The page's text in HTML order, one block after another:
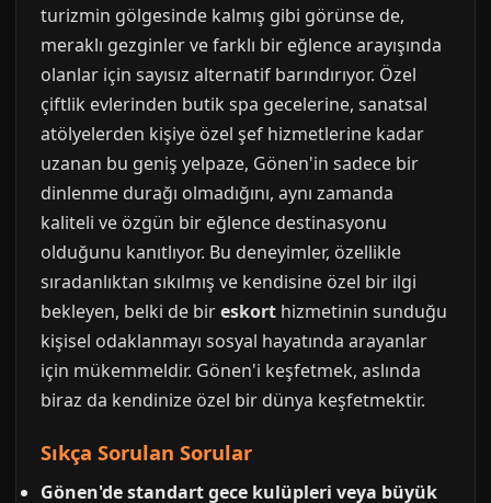
turizmin gölgesinde kalmış gibi görünse de,
meraklı gezginler ve farklı bir eğlence arayışında
olanlar için sayısız alternatif barındırıyor. Özel
çiftlik evlerinden butik spa gecelerine, sanatsal
atölyelerden kişiye özel şef hizmetlerine kadar
uzanan bu geniş yelpaze, Gönen'in sadece bir
dinlenme durağı olmadığını, aynı zamanda
kaliteli ve özgün bir eğlence destinasyonu
olduğunu kanıtlıyor. Bu deneyimler, özellikle
sıradanlıktan sıkılmış ve kendisine özel bir ilgi
bekleyen, belki de bireskort hizmetinin sunduğu
kişisel odaklanmayı sosyal hayatında arayanlar
için mükemmeldir. Gönen'i keşfetmek, aslında
biraz da kendinize özel bir dünya keşfetmektir.
Sıkça Sorulan Sorular
Gönen'de standart gece kulüpleri veya büyük